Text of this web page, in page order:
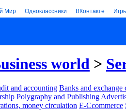
Мир Одноклассники ВКонтакте
world >
and accounting Banks and exchange
Polygraphy and Publishing
money circulation E-Ccommerce